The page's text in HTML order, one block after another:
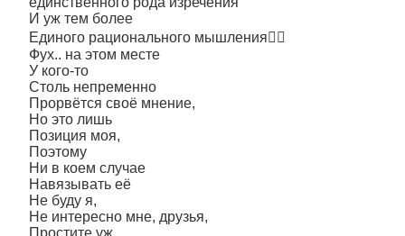
И уж тем более
Единого рационального мышления🤷‍♀️
Фух.. на этом месте
У кого-то
Столь непременно
Прорвётся своё мнение,
Но это лишь
Позиция моя,
Поэтому
Ни в коем случае
Навязывать её
Не буду я,
Не интересно мне, друзья,
Простите уж.